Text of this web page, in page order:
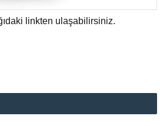
linkten ulaşabilirsiniz.